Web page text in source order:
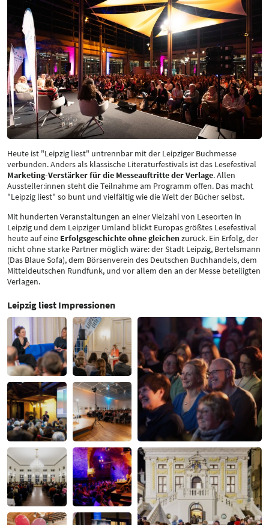
Heute ist "Leipzig liest" untrennbar mit der Leipziger Buchmesse
verbunden. Anders als klassische Literaturfestivals ist das Lesefestival
Marketing-Verstärker für die Messeauftritte der Verlage. Allen
Aussteller:innen steht die Teilnahme am Programm offen. Das macht
"Leipzig liest" so bunt und vielfältig wie die Welt der Bücher selbst.
Mit hunderten Veranstaltungen an einer Vielzahl von Leseorten in
Leipzig und dem Leipziger Umland blickt Europas größtes Lesefestival
heute auf eine Erfolgsgeschichte ohne gleichenzurück. Ein Erfolg, der
nicht ohne starke Partner möglich wäre: der Stadt Leipzig, Bertelsmann
(Das Blaue Sofa), dem Börsenverein des Deutschen Buchhandels, dem
Mitteldeutschen Rundfunk, und vor allem den an der Messe beteiligten
Verlagen.
Leipzig liest Impressionen